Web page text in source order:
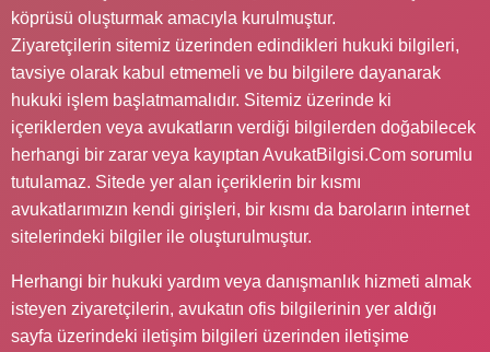
köprüsü oluşturmak amacıyla kurulmuştur.
Ziyaretçilerin sitemiz üzerinden edindikleri hukuki bilgileri,
tavsiye olarak kabul etmemeli ve bu bilgilere dayanarak
hukuki işlem başlatmamalıdır. Sitemiz üzerinde ki
içeriklerden veya avukatların verdiği bilgilerden doğabilecek
herhangi bir zarar veya kayıptan AvukatBilgisi.Com sorumlu
tutulamaz. Sitede yer alan içeriklerin bir kısmı
avukatlarımızın kendi girişleri, bir kısmı da baroların internet
sitelerindeki bilgiler ile oluşturulmuştur.
Herhangi bir hukuki yardım veya danışmanlık hizmeti almak
isteyen ziyaretçilerin, avukatın ofis bilgilerinin yer aldığı
sayfa üzerindeki iletişim bilgileri üzerinden iletişime